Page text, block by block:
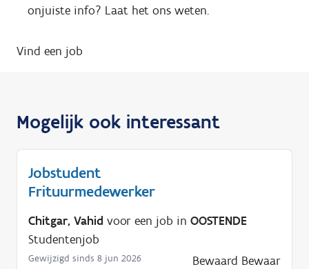
onjuiste info? Laat het ons weten.
Vind een job
Mogelijk ook interessant
Jobstudent
Frituurmedewerker
Chitgar, Vahid voor een job in OOSTENDE
Studentenjob
Gewijzigd sinds 8 jun 2026 Bewaard Bewaar